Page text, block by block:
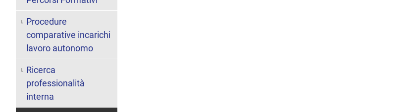
Procedure
comparative incarichi
lavoro autonomo
Ricerca
professionalità
interna